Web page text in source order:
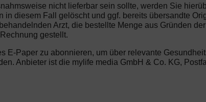
nicht lieferbar sein sollte, werden Sie
diesem Fall gelöscht und ggf. bereits übersandte
Arzt, die bestellte Menge aus Gründen der
gestellt.
E-Paper zu abonnieren, um über relevante
Anbieter ist die mylife media GmbH & Co. KG,